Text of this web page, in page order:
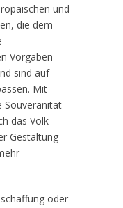
und
die dem
Vorgaben
sind auf
Mit
Souveränität
das Volk
Gestaltung
oder